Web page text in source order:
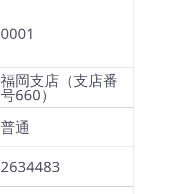
0001
福岡支店（支店番
号660）
普通
2634483